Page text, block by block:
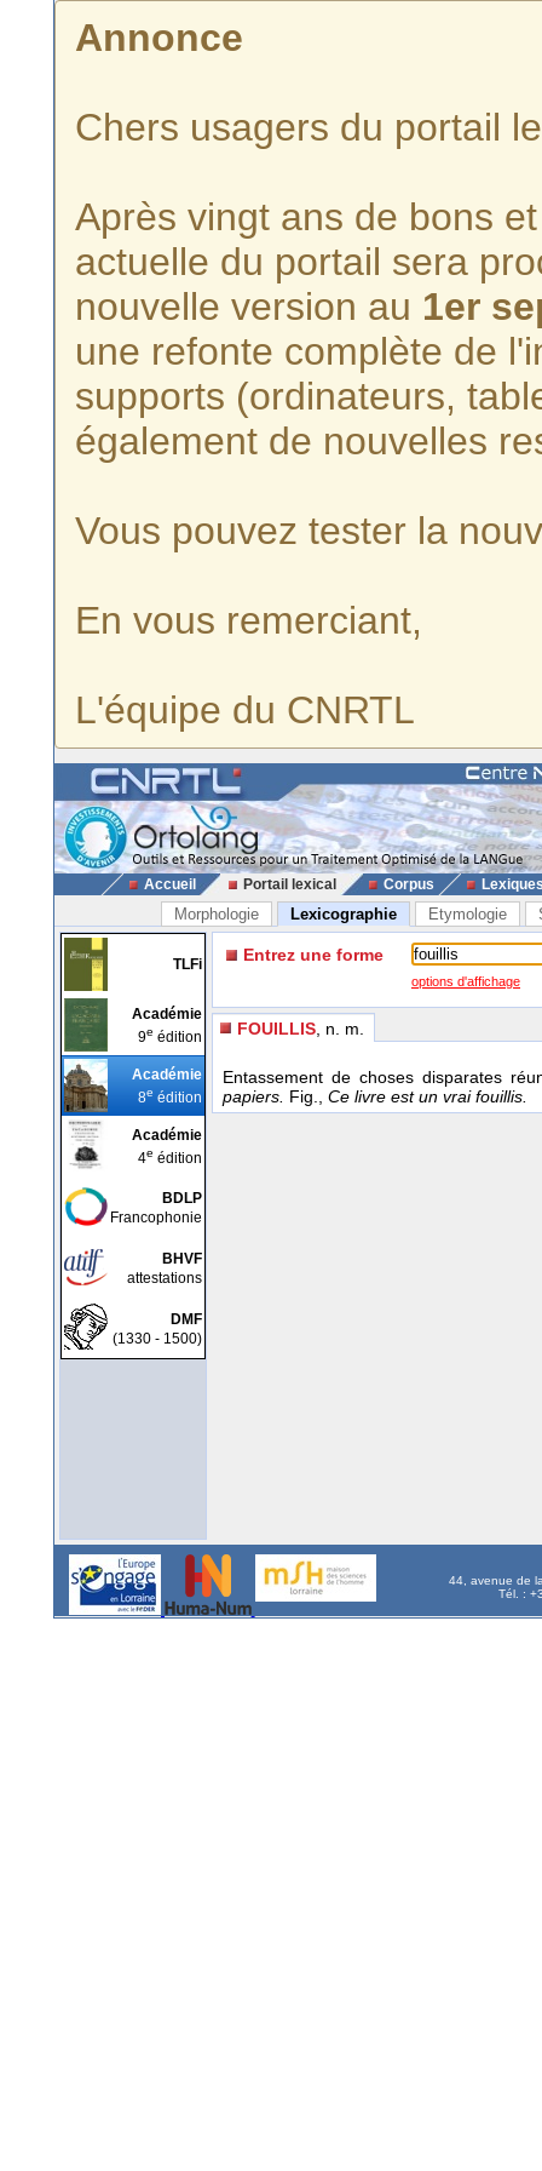
Annonce
Chers usagers du portail
Après vingt ans de bons
actuelle du portail sera
nouvelle version au 1er
une refonte complète de
supports (ordinateurs,
également de nouvelles
Vous pouvez tester la
En vous remerciant,
L'équipe du CNRTL
Accueil Portail lexical Corpus
Morphologie Lexicographie Etymologie
TLFi
Académie
9e édition
Académie
8e édition
Académie
4e édition
BDLP
Francophonie
BHVF
attestations
DMF
(1330 - 1500)
Entrez une forme
options d'affichage
FOUILLIS , n. m.
Entassement de choses disparates
papiers. Fig., Ce livre est un vrai fouillis.
44, avenue de
Tél. :